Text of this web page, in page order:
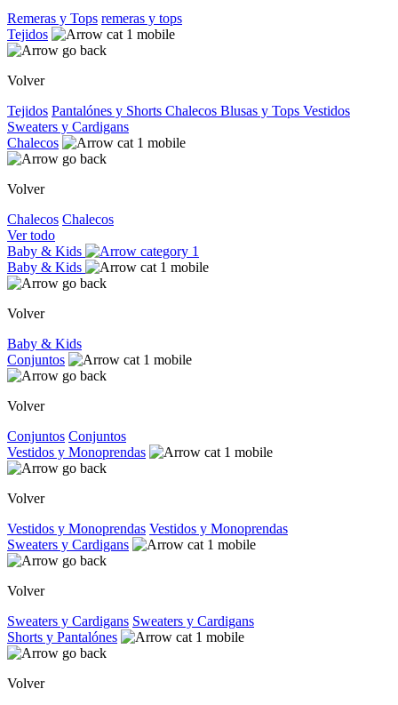
Remeras y Tops remeras y tops
Tejidos
Volver
Tejidos Pantalónes y Shorts Chalecos Blusas y Tops Vestidos
Sweaters y Cardigans
Chalecos
Volver
Chalecos Chalecos
Ver todo
Baby & Kids
Baby & Kids
Volver
Baby & Kids
Conjuntos
Volver
Conjuntos Conjuntos
Vestidos y Monoprendas
Volver
Vestidos y Monoprendas Vestidos y Monoprendas
Sweaters y Cardigans
Volver
Sweaters y Cardigans Sweaters y Cardigans
Shorts y Pantalónes
Volver